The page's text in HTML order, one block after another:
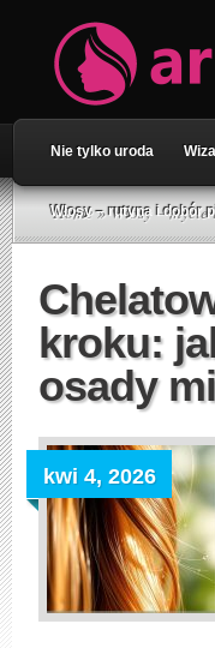
Nie tylko uroda
Włosy – rutyna i dobór
Home» Włosy – mycie
kroku:
osady
kwi 4, 2026